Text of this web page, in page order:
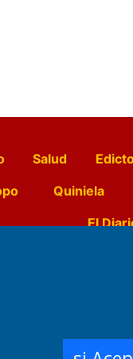
Salud
Quiniela
El